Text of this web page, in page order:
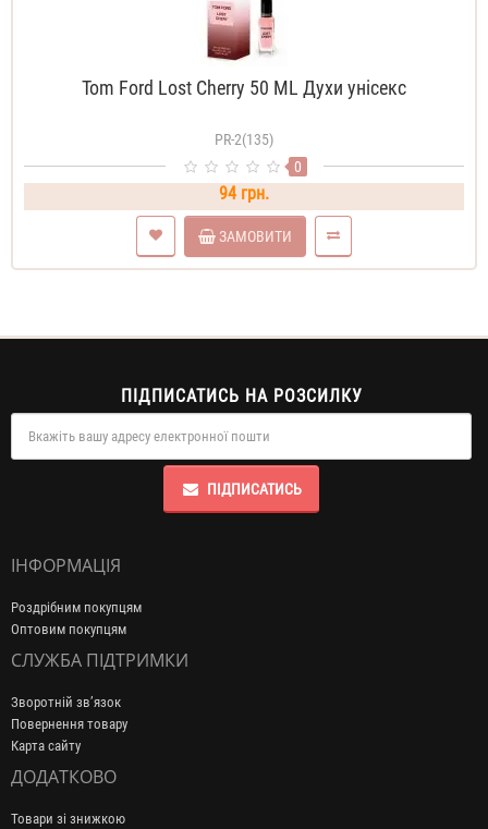
Tom Ford Lost Cherry 50 ML Духи унісекс
PR-2(135)
0
94 грн.
ЗАМОВИТИ
ПІДПИСАТИСЬ НА РОЗСИЛКУ
ПІДПИСАТИСЬ
ІНФОРМАЦІЯ
Роздрібним покупцям
Оптовим покупцям
СЛУЖБА ПІДТРИМКИ
Зворотній зв’язок
Повернення товару
Карта сайту
ДОДАТКОВО
Товари зі знижкою